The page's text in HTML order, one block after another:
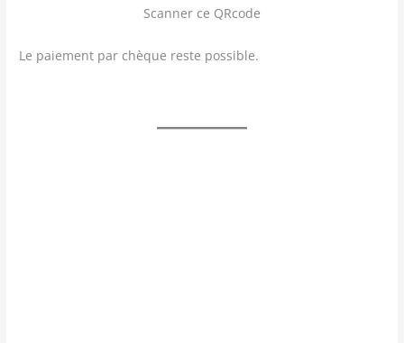
Scan­ner ce QRcode
Le paie­ment par chèque reste possible.